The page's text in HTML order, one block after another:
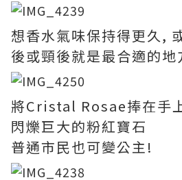
想香水氣味保持得更久,
後或頸後就是最合適的地
將Cristal Rosae捧在手
閃爍巨大的粉紅寶石
普通市民也可變公主!